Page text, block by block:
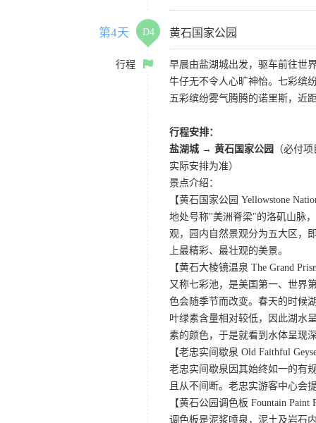
第4天 D4 黄石国家公园
行程
早晨由盐湖城出发，驱车前往世
牛仔无不令人心旷神怡。七彩缤
五彩缤纷雾气腾腾的诺里斯，近
行程安排：
盐湖城 → 黄石国家公园
（必付
实际安排为准）
景点介绍：
【黄石国家公园 Yellowstone
地处号称"美洲脊梁"的洛矶山脉
观，园内自然景观分为五大区，
上最精彩、最壮观的美景。
【黄石大棱镜温泉 The Grand
又称七彩池，是美国第一、世界
色会随季节而改变。春天的时候
叶绿素含量相对较低，因此湖水
素的颜色，于是就看到水体呈现
【老忠实间歇泉 Old Faithful
老忠实间歇泉因其始终如一的有
且从不间断。老忠实游客中心会
【黄石公园调色板 Fountain Paint
调色板是泥浆喷泉，泥土及岩石